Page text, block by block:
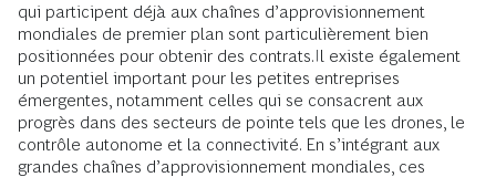
qui participent déjà aux chaînes d’approvisionnement
mondiales de premier plan sont particulièrement bien
positionnées pour obtenir des contrats.Il existe également
un potentiel important pour les petites entreprises
émergentes, notamment celles qui se consacrent aux
progrès dans des secteurs de pointe tels que les drones, le
contrôle autonome et la connectivité. En s’intégrant aux
grandes chaînes d’approvisionnement mondiales, ces